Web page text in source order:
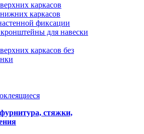
каркасов
каркасов
фиксации
для навески
каркасов без
стяжки,